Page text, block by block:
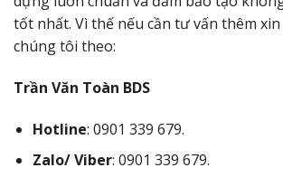
tốt nhất. Vì thế nếu cần tư vấn thêm
chúng tôi theo:
Trần Văn Toàn BDS
Hotline: 0901 339 679.
Zalo/ Viber: 0901 339 679.